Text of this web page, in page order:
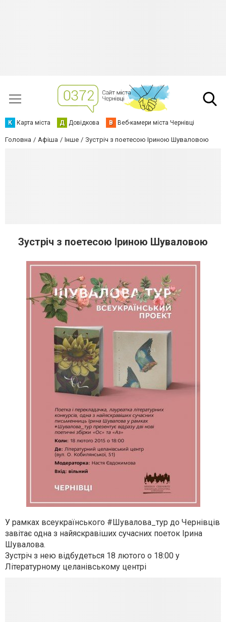
К Карта міста Д Довідкова В Веб-камери міста Чернівці
Головна Афіша Інше Зустріч з поетесою Іриною Шуваловою
Зустріч з поетесою Іриною Шуваловою
У рамках всеукраїнського #Шувалова_тур до Чернівців
завітає одна з найяскравіших сучасних поеток Ірина
Шувалова.
Зустріч з нею відбудеться 18 лютого о 18:00 у
Літературному целанівському центрі